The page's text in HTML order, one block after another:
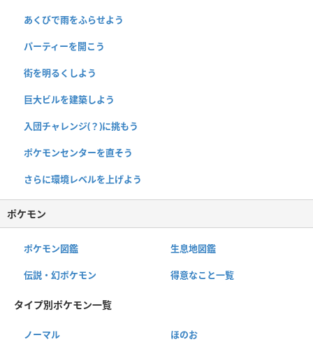
あくびで雨をふらせよう
パーティーを開こう
街を明るくしよう
巨大ビルを建築しよう
入団チャレンジ(？)に挑もう
ポケモンセンターを直そう
さらに環境レベルを上げよう
ポケモン
ポケモン図鑑 生息地図鑑
伝説・幻ポケモン 得意なこと一覧
タイプ別ポケモン一覧
ノーマル ほのお